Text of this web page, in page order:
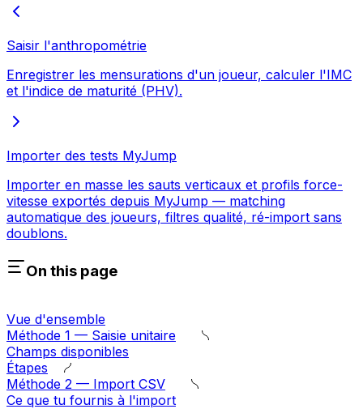
Saisir l'anthropométrie
Enregistrer les mensurations d'un joueur, calculer l'IMC
et l'indice de maturité (PHV).
Importer des tests MyJump
Importer en masse les sauts verticaux et profils force-
vitesse exportés depuis MyJump — matching
automatique des joueurs, filtres qualité, ré-import sans
doublons.
On this page
Vue d'ensemble
Méthode 1 — Saisie unitaire
Champs disponibles
Étapes
Méthode 2 — Import CSV
Ce que tu fournis à l'import